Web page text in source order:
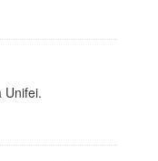
Unifei.